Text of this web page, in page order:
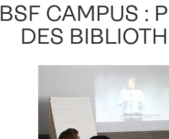
BSF CAMPUS :
DES